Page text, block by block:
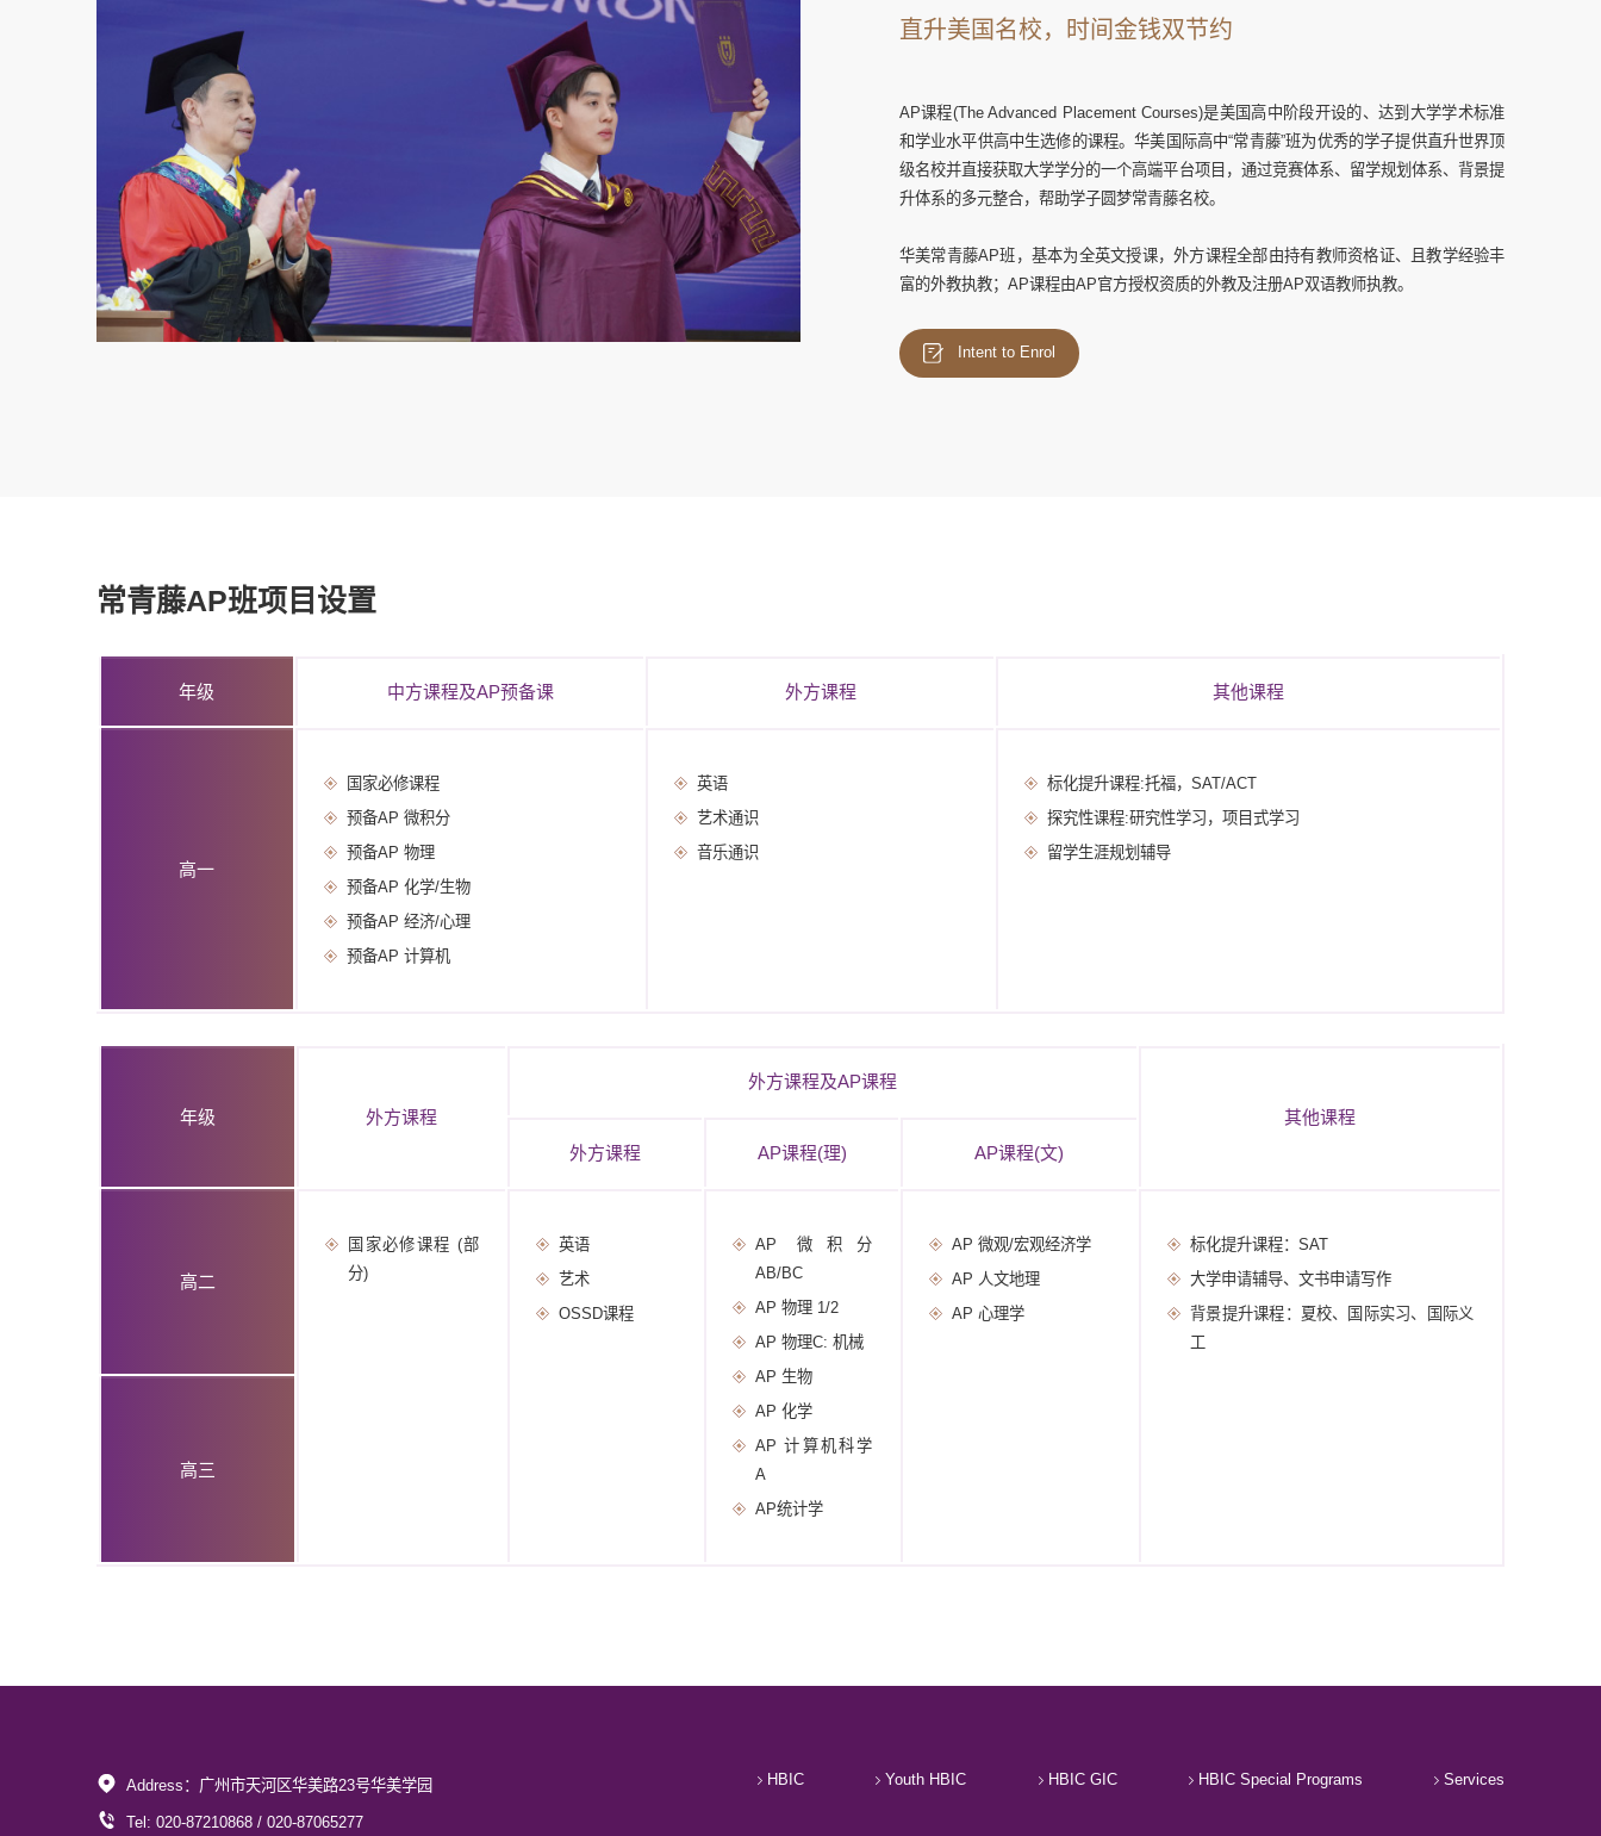
直升美国名校，时间金钱双节约
AP课程(The Advanced Placement Courses)是美国高中阶段开设的、达到大学学术标准
和学业水平供高中生选修的课程。华美国际高中“常青藤”班为优秀的学子提供直升世界顶
级名校并直接获取大学学分的一个高端平台项目，通过竞赛体系、留学规划体系、背景提
升体系的多元整合，帮助学子圆梦常青藤名校。
华美常青藤AP班 ，基本为全英文授课，外方课程全部由持有教师资格证、且教学经验丰
富的外教执教；AP课程由AP官方授权资质的外教及注册AP双语教师执教。
Intent to Enrol
常青藤AP班项目设置
年级 中方课程及AP预备课 外方课程 其他课程
高一
国家必修课程
预备AP 微积分
预备AP 物理
预备AP 化学/生物
预备AP 经济/心理
预备AP 计算机
英语
艺术通识
音乐通识
标化提升课程:托福，SAT/ACT
探究性课程:研究性学习，项目式学习
留学生涯规划辅导
年级 外方课程
外方课程及AP课程
其他课程
外方课程
AP课程(理) AP课程(文)
高二
国家必修课程 (部
分)
英语
艺术
OSSD课程
AP 微积分
AB/BC
AP 物理 1/2
AP 物理C: 机械
AP 生物
AP 化学
AP 计算机科学
A
AP统计学
AP 微观/宏观经济学
AP 人文地理
AP 心理学
标化提升课程：SAT
大学申请辅导、文书申请写作
背景提升课程：夏校、国际实习、国际义
工
高三
Address：广州市天河区华美路23号华美学园
Tel: 020-87210868 / 020-87065277
HBIC Youth HBIC HBIC GIC HBIC Special Programs Services